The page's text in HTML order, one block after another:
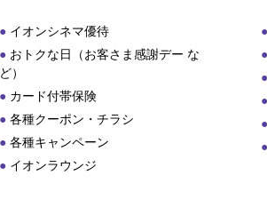
イオンシネマ優待
おトクな日（お客さま感謝デー な
ど）
カード付帯保険
各種クーポン・チラシ
各種キャンペーン
イオンラウンジ